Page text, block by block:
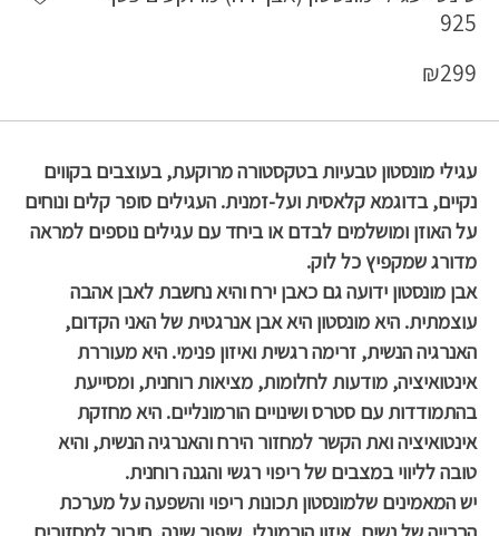
925
₪299
עגילי מונסטון טבעיות בטקסטורה מרוקעת, בעוצבים בקווים
נקיים, בדוגמא קלאסית ועל-זמנית. העגילים סופר קלים ונוחים
על האוזן ומושלמים לבדם או ביחד עם עגילים נוספים למראה
מדורג שמקפיץ כל לוק.
אבן מונסטון ידועה גם כאבן ירח והיא נחשבת לאבן אהבה
עוצמתית. היא מונסטון היא אבן אנרגטית של האני הקדום,
האנרגיה הנשית, זרימה רגשית ואיזון פנימי. היא מעוררת
אינטואיציה, מודעות לחלומות, מציאות רוחנית, ומסייעת
בהתמודדות עם סטרס ושינויים הורמונליים. היא מחזקת
אינטואיציה ואת הקשר למחזור הירח והאנרגיה הנשית, והיא
טובה לליווי במצבים של ריפוי רגשי והגנה רוחנית.
יש המאמינים שלמונסטון תכונות ריפוי והשפעה על מערכת